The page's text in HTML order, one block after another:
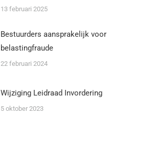
13 februari 2025
Bestuurders aansprakelijk voor
belastingfraude
22 februari 2024
Wijziging Leidraad Invordering
5 oktober 2023